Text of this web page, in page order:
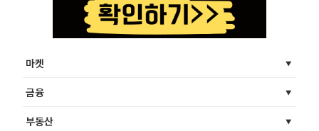
마켓
금융
부동산